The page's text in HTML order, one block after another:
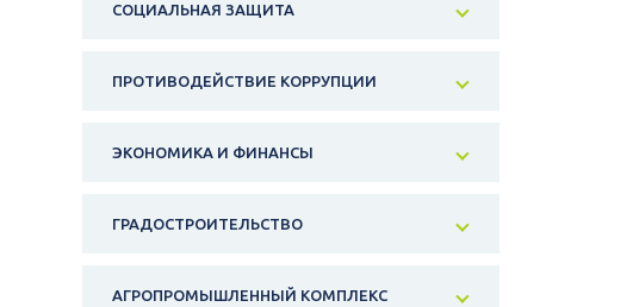
СОЦИАЛЬНАЯ ЗАЩИТА
ПРОТИВОДЕЙСТВИЕ КОРРУПЦИИ
ЭКОНОМИКА И ФИНАНСЫ
ГРАДОСТРОИТЕЛЬСТВО
АГРОПРОМЫШЛЕННЫЙ КОМПЛЕКС